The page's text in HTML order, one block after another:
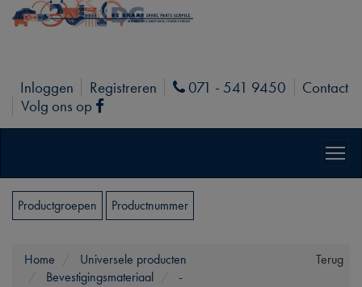
Inloggen Registreren Phone
071 - 541 9450
Contact
Volg ons op
Facebook
Productgroepen Productnummer
Terug
Home
Universele producten
Bevestigingsmateriaal
-